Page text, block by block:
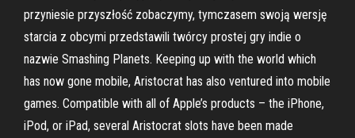
przyniesie przyszłość zobaczymy, tymczasem swoją wersję
starcia z obcymi przedstawili twórcy prostej gry indie o
nazwie Smashing Planets. Keeping up with the world which
has now gone mobile, Aristocrat has also ventured into mobile
games. Compatible with all of Apple’s products – the iPhone,
iPod, or iPad, several Aristocrat slots have been made